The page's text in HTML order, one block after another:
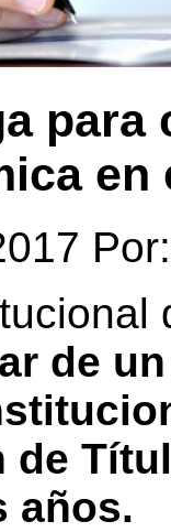
para
en
de
años.